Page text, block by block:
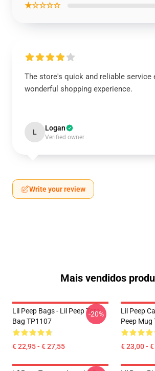
★☆☆☆☆
The store's quick and reliable service
wonderful shopping experience.
L Logan
Verified owner
Write your review
Mais vendidos
Lil Peep Bags - Lil Peep Tote
Bag TP1107
€ 22,95 - € 27,55
-20%
Lil Peep
Peep Mug
€ 23,00 -